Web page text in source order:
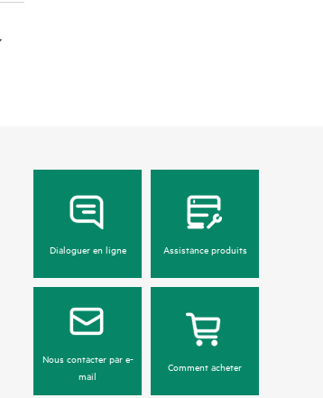
Dialoguer en ligne Assistance produits
Nous contacter par e-
mail
Comment acheter